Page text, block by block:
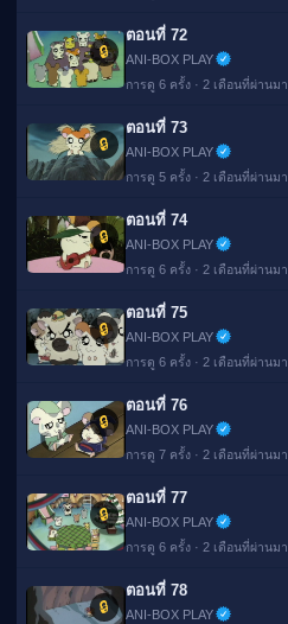
🔒
ตอนที่ 72
ANI-BOX PLAY
การดู 6 ครั้ง · 2 เดือนที่ผ่านมา
🔒
ตอนที่ 73
ANI-BOX PLAY
การดู 5 ครั้ง · 2 เดือนที่ผ่านมา
🔒
ตอนที่ 74
ANI-BOX PLAY
การดู 6 ครั้ง · 2 เดือนที่ผ่านมา
🔒
ตอนที่ 75
ANI-BOX PLAY
การดู 6 ครั้ง · 2 เดือนที่ผ่านมา
🔒
ตอนที่ 76
ANI-BOX PLAY
การดู 7 ครั้ง · 2 เดือนที่ผ่านมา
🔒
ตอนที่ 77
ANI-BOX PLAY
การดู 6 ครั้ง · 2 เดือนที่ผ่านมา
🔒
ตอนที่ 78
ANI-BOX PLAY